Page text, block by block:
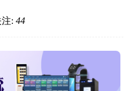
注: 44